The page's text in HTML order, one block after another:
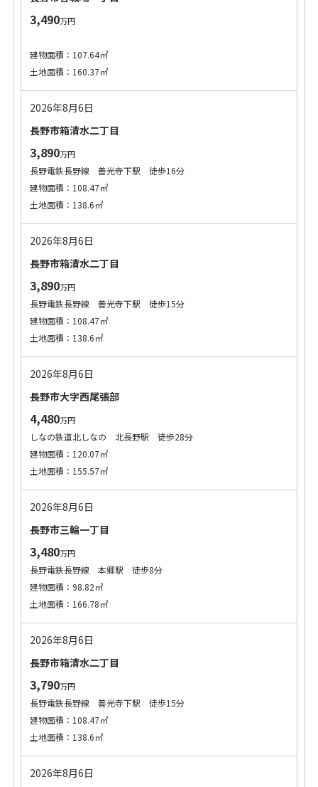
3,490万円
建物面積：107.64㎡
土地面積：160.37㎡
2026年8月6日
長野市箱清水二丁目
3,890万円
長野電鉄長野線 善光寺下駅 徒歩16分
建物面積：108.47㎡
土地面積：138.6㎡
2026年8月6日
長野市箱清水二丁目
3,890万円
長野電鉄長野線 善光寺下駅 徒歩15分
建物面積：108.47㎡
土地面積：138.6㎡
2026年8月6日
長野市大字西尾張部
4,480万円
しなの鉄道北しなの 北長野駅 徒歩28分
建物面積：120.07㎡
土地面積：155.57㎡
2026年8月6日
長野市三輪一丁目
3,480万円
長野電鉄長野線 本郷駅 徒歩8分
建物面積：98.82㎡
土地面積：166.78㎡
2026年8月6日
長野市箱清水二丁目
3,790万円
長野電鉄長野線 善光寺下駅 徒歩15分
建物面積：108.47㎡
土地面積：138.6㎡
2026年8月6日